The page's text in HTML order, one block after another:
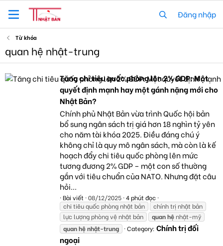
Đăng nhập
Từ khóa
quan hệ nhật-trung
Tăng chi tiêu quốc phòng lên 2% GDP: Một
quyết định mạnh hay một gánh nặng mới cho
Nhật Bản?
Chính phủ Nhật Bản vừa trình Quốc hội bản
bổ sung ngân sách trị giá hơn 18 nghìn tỷ yên
cho năm tài khóa 2025. Điều đáng chú ý
không chỉ là quy mô ngân sách, mà còn là kế
hoạch đẩy chi tiêu quốc phòng lên mức
tương đương 2% GDP – một con số thường
gắn với tiêu chuẩn của NATO. Nhưng đặt câu
hỏi...
Bài viết 08/12/2025 4 phút đọc
chi tiêu quốc phòng nhật bản
chính trị nhật bản
lực lượng phòng vệ nhật bản
quanhệ nhật-mỹ
quanhệnhật-trung Category: Chính trị đối
ngoại